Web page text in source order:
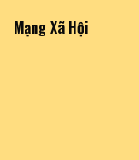
Mạng Xã Hội